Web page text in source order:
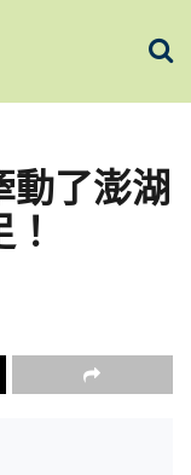
動了澎湖